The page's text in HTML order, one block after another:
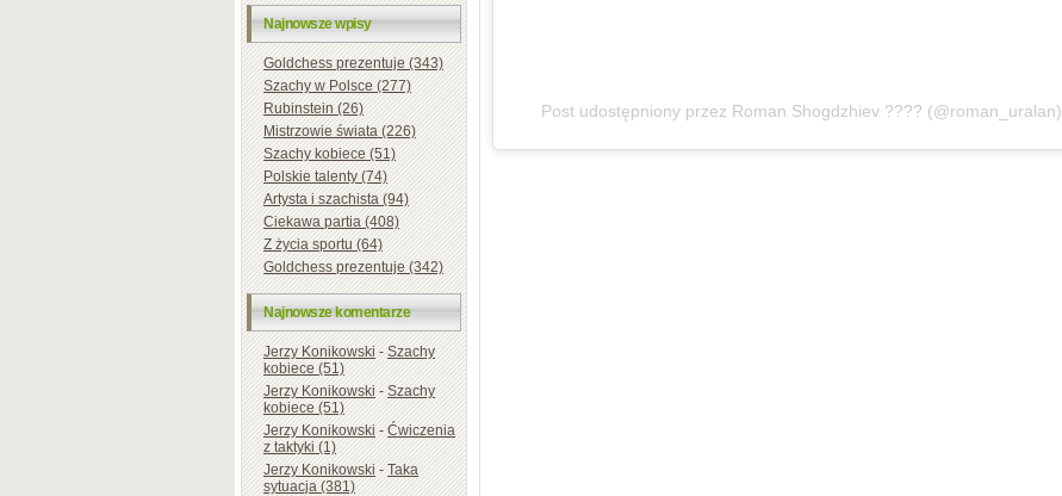
Najnowsze wpisy
Goldchess prezentuje (343)
Szachy w Polsce (277)
Rubinstein (26)
Mistrzowie świata (226)
Szachy kobiece (51)
Polskie talenty (74)
Artysta i szachista (94)
Ciekawa partia (408)
Z życia sportu (64)
Goldchess prezentuje (342)
Najnowsze komentarze
Jerzy Konikowski-Szachy
kobiece (51)
Jerzy Konikowski-Szachy
kobiece (51)
Jerzy Konikowski-Ćwiczenia
z taktyki (1)
Jerzy Konikowski-Taka
sytuacja (381)
Post udostępniony przez Roman Shogdzhiev ???? (@roman_uralan)